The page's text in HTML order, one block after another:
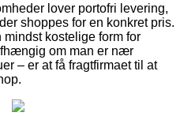
lover portofri levering,
shoppes for en konkret pris.
kostelige form for
om man er nær
– er at få fragtfirmaet til at